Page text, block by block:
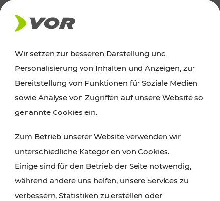
AKTUELLES
Ausflugstipps
Wien, Niederösterreich und das Burgenland
Wanderungen, Kultur und Gastronomie,
Radtouren oder purer Naturgenuss – viele
Attraktionen sind mit den Ticket- und Fahrplan-
Angeboten des VOR gut und schnell erreichbar.
Wir setzen zur besseren Darstellung und
Personalisierung von Inhalten und Anzeigen, zur
Bereitstellung von Funktionen für Soziale Medien
sowie Analyse von Zugriffen auf unsere Website so
genannte Cookies ein.
Zum Betrieb unserer Website verwenden wir
unterschiedliche Kategorien von Cookies.
Einige sind für den Betrieb der Seite notwendig,
während andere uns helfen, unsere Services zu
verbessern, Statistiken zu erstellen oder